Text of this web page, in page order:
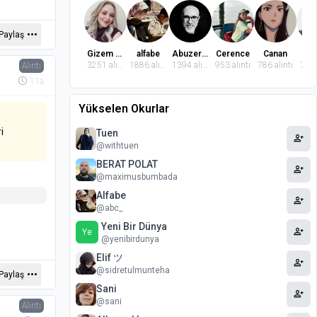
Kişot
iki
Alıntı
11a
Alıntı
Gizem Dindaroğlu
3251 alıntı
alfabe
1886 alıntı
Abuzer Badem
1394 alıntı
Cerence
953 alıntı
Canan
786 alıntı
769
Yükselen Okurlar
Tuen
@withtuen person_add
BERAT POLAT
@maximusbumbada person_add
Alfabe
@abc_ person_add
Ye Yeni Bir Dünya
@yenibirdunya person_add
Elif ツ
@sidretulmunteha person_add
Sani
@sani person_add